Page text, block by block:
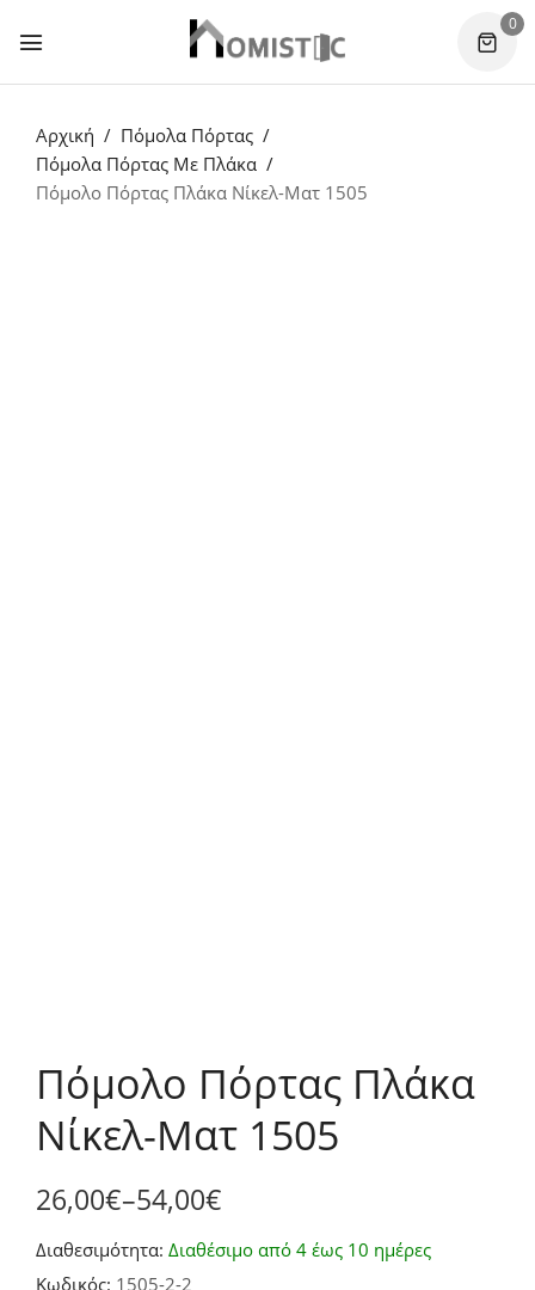
0
Αρχική
Πόμολα Πόρτας
Πόμολα Πόρτας Με Πλάκα
Πόμολο Πόρτας Πλάκα Νίκελ-Ματ 1505
Πόμολο Πόρτας Πλάκα
Νίκελ-Ματ 1505
26,00€–54,00€
Price
range:
Διαθεσιμότητα: Διαθέσιμο από 4 έως 10 ημέρες
Κωδικός: 1505-2-2